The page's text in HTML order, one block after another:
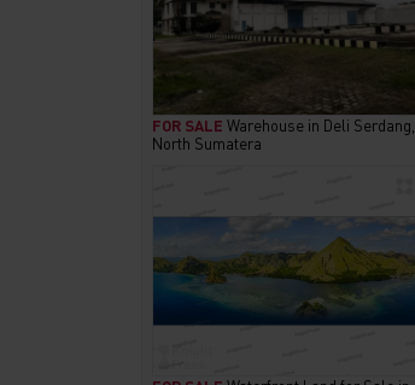
FOR SALE Warehouse in Deli Serdang,
North Sumatera